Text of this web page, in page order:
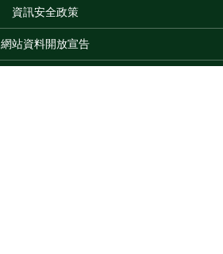
資訊安全政策
網站資料開放宣告